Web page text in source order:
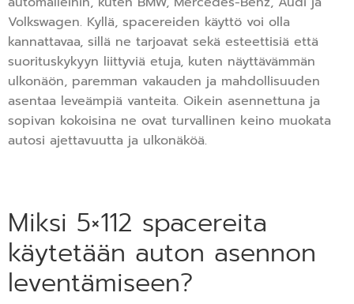
Volkswagen. Kyllä, spacereiden käyttö voi olla
kannattavaa, sillä ne tarjoavat sekä esteettisiä että
suorituskykyyn liittyviä etuja, kuten näyttävämmän
ulkonäön, paremman vakauden ja mahdollisuuden
asentaa leveämpiä vanteita. Oikein asennettuna ja
sopivan kokoisina ne ovat turvallinen keino muokata
autosi ajettavuutta ja ulkonäköä.
Miksi 5×112 spacereita
käytetään auton asennon
leventämiseen?